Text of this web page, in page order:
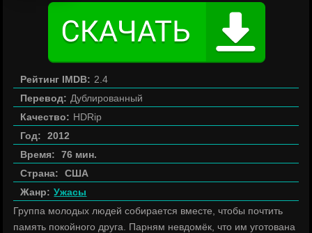
Рейтинг IMDB: 2.4
Перевод: Дублированный
Качество: HDRip
Год:
2012
Время:
76 мин.
Страна:
США
Жанр: Ужасы
Группа молодых людей собирается вместе, чтобы почтить
память покойного друга. Парням невдомёк, что им уготована